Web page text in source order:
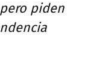
piden